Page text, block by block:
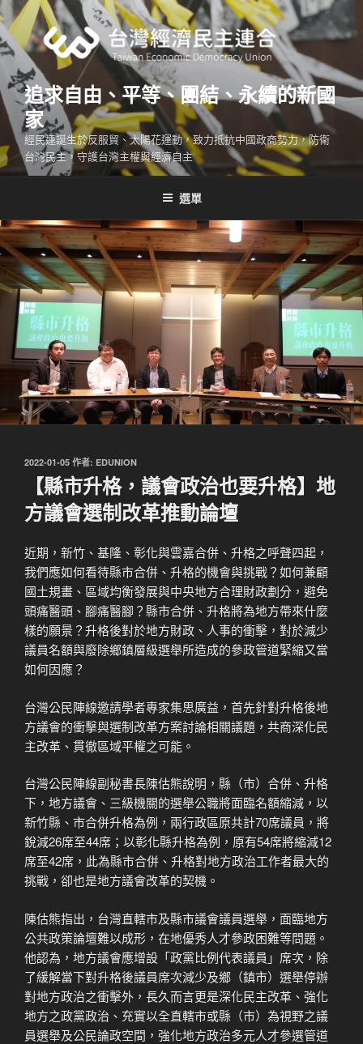
跳
至
主
內
容
追求自由、平等、團結、永續的新國
家
經民連誕生於反服貿、太陽花運動，致力抵抗中國政商勢力，防衛
台灣民主，守護台灣主權與經濟自主
選單
發
2022-01-05 作者: EDUNION
【縣市升格，議會政治也要升格】地
方議會選制改革推動論壇
近期，新竹、基隆、彰化與雲嘉合併、升格之呼聲四起，
我們應如何看待縣市合併、升格的機會與挑戰？如何兼顧
國土規畫、區域均衡發展與中央地方合理財政劃分，避免
頭痛醫頭、腳痛醫腳？縣市合併、升格將為地方帶來什麼
樣的願景？升格後對於地方財政、人事的衝擊，對於減少
議員名額與廢除鄉鎮層級選舉所造成的參政管道緊縮又當
如何因應？
台灣公民陣線邀請學者專家集思廣益，首先針對升格後地
方議會的衝擊與選制改革方案討論相關議題，共商深化民
主改革、貫徹區域平權之可能。
台灣公民陣線副秘書長陳估熊說明，縣（市）合併、升格
下，地方議會、三級機關的選舉公職將面臨名額縮減，以
新竹縣、市合併升格為例，兩行政區原共計70席議員，將
銳減26席至44席；以彰化縣升格為例，原有54席將縮減12
席至42席，此為縣市合併、升格對地方政治工作者最大的
挑戰，卻也是地方議會改革的契機。
陳估熊指出，台灣直轄市及縣市議會議員選舉，面臨地方
公共政策論壇難以成形，在地優秀人才參政困難等問題。
他認為，地方議會應增設「政黨比例代表議員」席次，除
了緩解當下對升格後議員席次減少及鄉（鎮市）選舉停辦
對地方政治之衝擊外，長久而言更是深化民主改革、強化
地方之政黨政治、充實以全直轄市或縣（市）為視野之議
員選舉及公民論政空間，強化地方政治多元人才參選管道